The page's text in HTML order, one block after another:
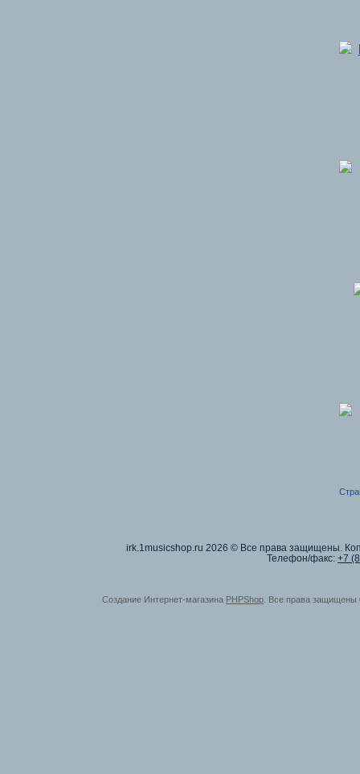
irk.1musicshop.ru 2026 © Все права защищены.
Телефон/факс: +7
Создание Интернет-магазина PHPShop . Все права защищены